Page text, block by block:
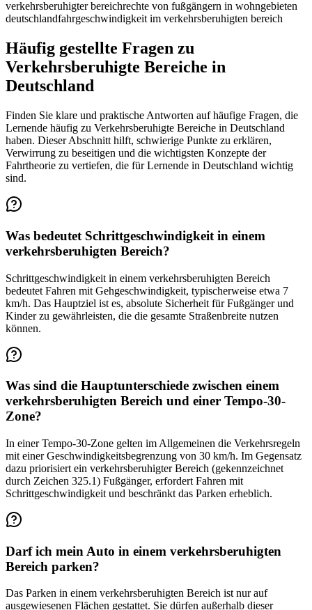
verkehrsberuhigter bereichrechte von fußgängern in wohngebieten
deutschlandfahrgeschwindigkeit im verkehrsberuhigten bereich
Häufig gestellte Fragen zu
Verkehrsberuhigte Bereiche in
Deutschland
Finden Sie klare und praktische Antworten auf häufige Fragen, die
Lernende häufig zu Verkehrsberuhigte Bereiche in Deutschland
haben. Dieser Abschnitt hilft, schwierige Punkte zu erklären,
Verwirrung zu beseitigen und die wichtigsten Konzepte der
Fahrtheorie zu vertiefen, die für Lernende in Deutschland wichtig
sind.
Was bedeutet Schrittgeschwindigkeit in einem
verkehrsberuhigten Bereich?
Schrittgeschwindigkeit in einem verkehrsberuhigten Bereich
bedeutet Fahren mit Gehgeschwindigkeit, typischerweise etwa 7
km/h. Das Hauptziel ist es, absolute Sicherheit für Fußgänger und
Kinder zu gewährleisten, die die gesamte Straßenbreite nutzen
können.
Was sind die Hauptunterschiede zwischen einem
verkehrsberuhigten Bereich und einer Tempo-30-
Zone?
In einer Tempo-30-Zone gelten im Allgemeinen die Verkehrsregeln
mit einer Geschwindigkeitsbegrenzung von 30 km/h. Im Gegensatz
dazu priorisiert ein verkehrsberuhigter Bereich (gekennzeichnet
durch Zeichen 325.1) Fußgänger, erfordert Fahren mit
Schrittgeschwindigkeit und beschränkt das Parken erheblich.
Darf ich mein Auto in einem verkehrsberuhigten
Bereich parken?
Das Parken in einem verkehrsberuhigten Bereich ist nur auf
ausgewiesenen Flächen gestattet. Sie dürfen außerhalb dieser